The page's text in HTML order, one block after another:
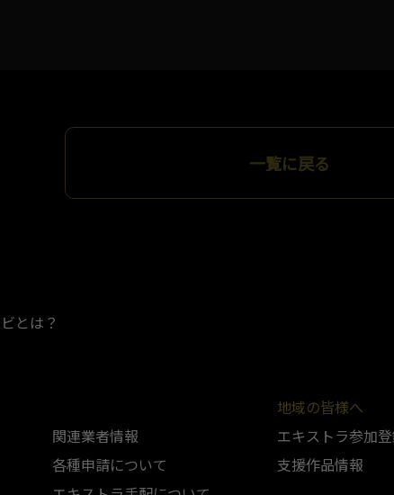
一覧に戻る
とは？
関連業者情報
各種申請について
地域の皆様へ
エキストラ参加
支援作品情報